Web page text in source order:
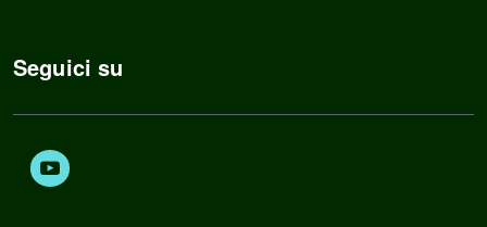
Seguici su